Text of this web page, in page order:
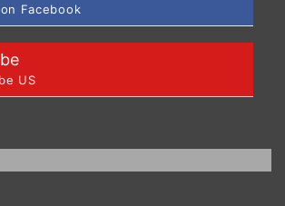
Facebook
US